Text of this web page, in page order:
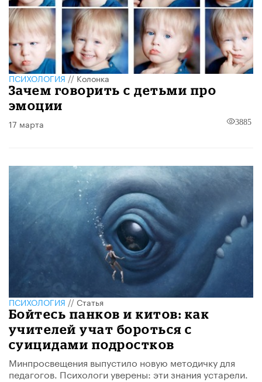
ПСИХОЛОГИЯ//Колонка
Зачем говорить с детьми про
эмоции
17 марта 3885
ПСИХОЛОГИЯ//Статья
Бойтесь панков и китов: как
учителей учат бороться с
суицидами подростков
Минпросвещения выпустило новую методичку для
педагогов. Психологи уверены: эти знания устарели.